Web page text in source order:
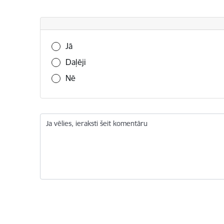
Vai šī informācija bija noderīga?
Jā
Daļēji
Nē
Ja vēlies, ieraksti šeit komentāru